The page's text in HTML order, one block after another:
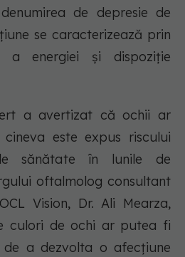
de depresie de
se caracterizează prin
a energiei și dispoziție
a avertizat că ochii ar
este expus riscului
sănătate în lunile de
oftalmolog consultant
Vision, Dr. Ali Mearza,
culori de ochi ar putea fi
de a dezvolta o afecțiune